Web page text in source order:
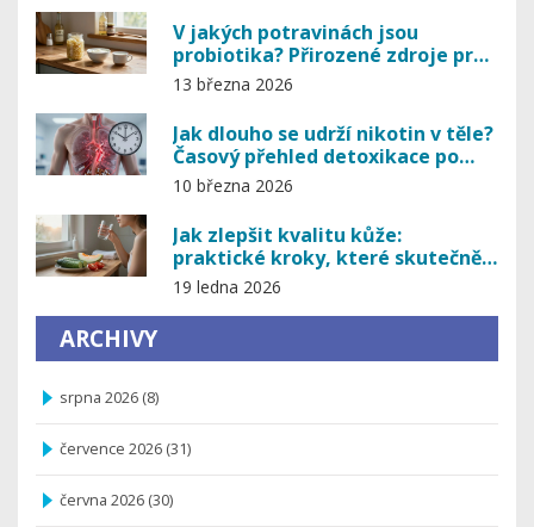
V jakých potravinách jsou
probiotika? Přirozené zdroje pro
zdravé střevo
13 března 2026
Jak dlouho se udrží nikotin v těle?
Časový přehled detoxikace po
ukončení kouření
10 března 2026
Jak zlepšit kvalitu kůže:
praktické kroky, které skutečně
fungují
19 ledna 2026
ARCHIVY
srpna 2026 (8)
července 2026 (31)
června 2026 (30)